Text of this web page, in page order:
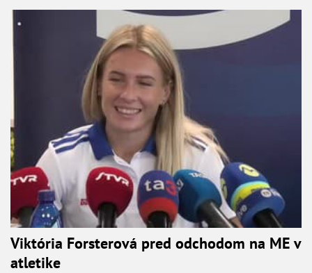
Viktória Forsterová pred odchodom na ME v
atletike